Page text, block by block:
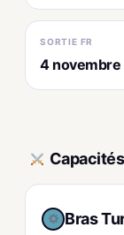
SORTIE FR
4 novembre
Bras